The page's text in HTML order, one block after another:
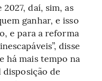
daí, sim, as
ganhar, e isso
e para a reforma
disse
há mais tempo na
de